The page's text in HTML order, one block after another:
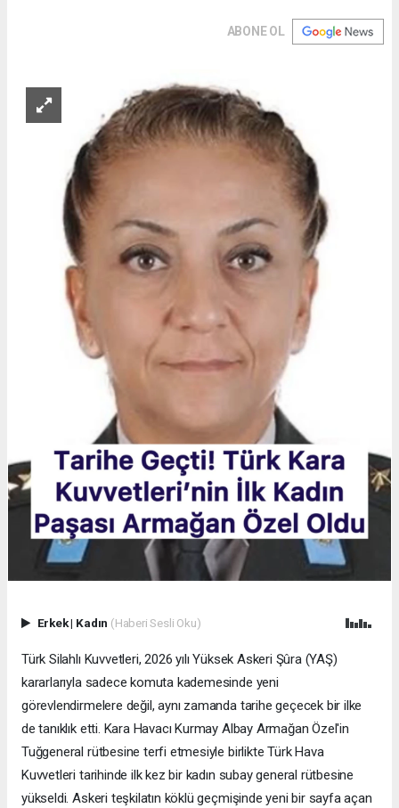
ABONE OL
Erkek| Kadın (Haberi Sesli Oku)
Türk Silahlı Kuvvetleri, 2026 yılı Yüksek Askeri Şûra (YAŞ)
kararlarıyla sadece komuta kademesinde yeni
görevlendirmelere değil, aynı zamanda tarihe geçecek bir ilke
de tanıklık etti. Kara Havacı Kurmay Albay Armağan Özel'in
Tuğgeneral rütbesine terfi etmesiyle birlikte Türk Hava
Kuvvetleri tarihinde ilk kez bir kadın subay general rütbesine
yükseldi. Askeri teşkilatın köklü geçmişinde yeni bir sayfa açan